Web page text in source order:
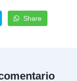
Share